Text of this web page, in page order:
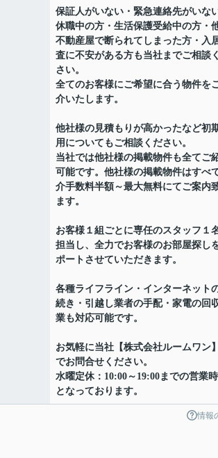
保証人がいない・緊急連絡先がいな
休職中の方・生活保護受給中の方・
不動産屋で断られてしまった方・入
査に不安がある方も当社までご相談
さい。
全てのお客様にご希望に合う物件を
介いたします。
他社様の見積もりが高かったなど初
用についてもご相談ください。
当社では他社様の掲載物件も全てご
可能です。他社様の掲載物件はすべ
介手数料半額～最大無料にてご案内
ます。
お客様１組ごとに専任のスタッフ１
担当し、全力でお客様のお部屋探し
ポートさせていただきます。
各種ライフライン・インターネット
続き・引越し業者の手配・家電の回
業も対応可能です。
お気軽に当社【株式会社ルームワン
でお問合せください。
水曜定休：10:00～19:00までの営業
となっております。
情報